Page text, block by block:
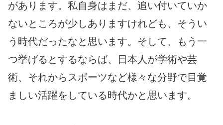
があります。私自身はまだ、追い付いていか
ないところが少しありますけれども、そうい
う時代だったなと思います。そして、もう一
つ挙げるとするならば、日本人が学術や芸
術、それからスポーツなど様々な分野で目覚
ましい活躍をしている時代かと思います。